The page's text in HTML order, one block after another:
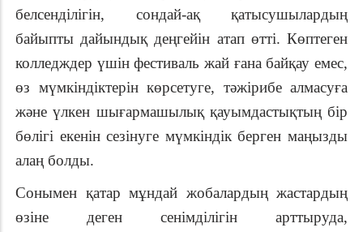
белсенділігін, сондай-ақ қатысушылардың
байыпты дайындық деңгейін атап өтті. Көптеген
колледждер үшін фестиваль жай ғана байқау емес,
өз мүмкіндіктерін көрсетуге, тәжірибе алмасуға
және үлкен шығармашылық қауымдастықтың бір
бөлігі екенін сезінуге мүмкіндік берген маңызды
алаң болды.
Сонымен қатар мұндай жобалардың жастардың
өзіне деген сенімділігін арттыруда,